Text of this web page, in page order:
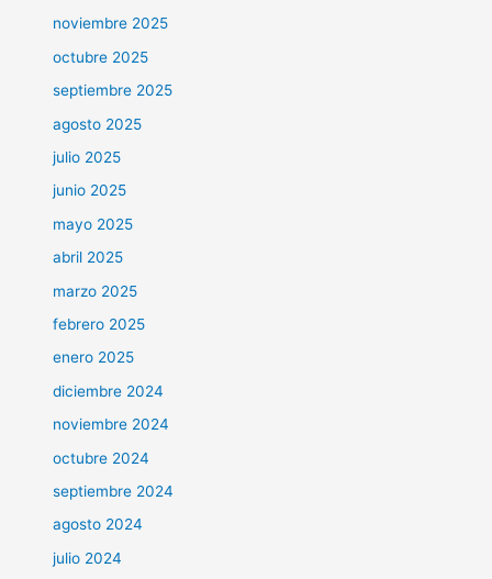
noviembre 2025
octubre 2025
septiembre 2025
agosto 2025
julio 2025
junio 2025
mayo 2025
abril 2025
marzo 2025
febrero 2025
enero 2025
diciembre 2024
noviembre 2024
octubre 2024
septiembre 2024
agosto 2024
julio 2024